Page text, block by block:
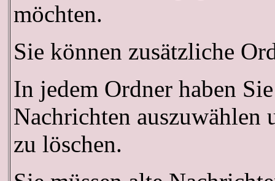
möchten.
Sie können zusätzliche
In jedem Ordner haben
Nachrichten auszuwählen
zu löschen.